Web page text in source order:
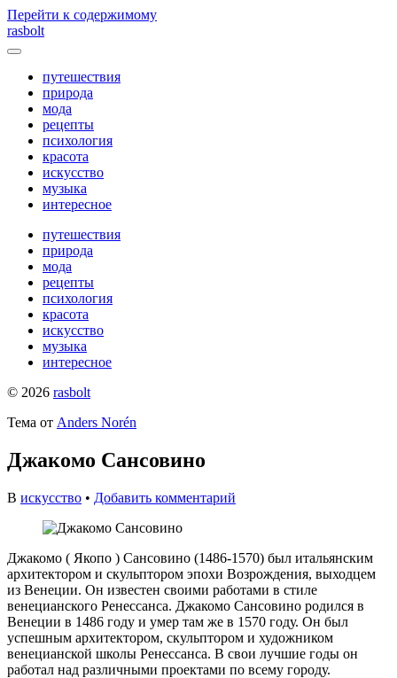
Перейти к содержимому
rasbolt
Переключатель
путешествия
природа
мода
рецепты
психология
красота
искусство
музыка
интересное
путешествия
природа
мода
рецепты
психология
красота
искусство
музыка
интересное
© 2026 rasbolt
Тема от Anders Norén
Джакомо Сансовино
В искусство • Добавить комментарий
Джакомо ( Якопо ) Сансовино (1486-1570) был итальянским
архитектором и скульптором эпохи Возрождения, выходцем
из Венеции. Он известен своими работами в стиле
венецианского Ренессанса. Джакомо Сансовино родился в
Венеции в 1486 году и умер там же в 1570 году. Он был
успешным архитектором, скульптором и художником
венецианской школы Ренессанса. В свои лучшие годы он
работал над различными проектами по всему городу.